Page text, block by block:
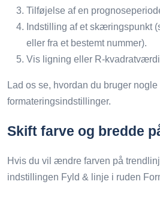
Tilføjelse af en
Indstilling af et skæringspunkt
eller fra et bestemt nummer).
Vis ligning eller R-
Lad os se, hvordan du bruger
formateringsindstillinger.
Skift farve og bredde
Hvis du vil ændre farven på
indstillingen Fyld & linje i ruden